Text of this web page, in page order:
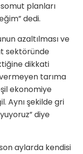
planları
dedi.
azaltılması ve
sektöründe
dikkati
tarıma
ekonomiye
Aynı şekilde gri
diye
aylarda kendisi